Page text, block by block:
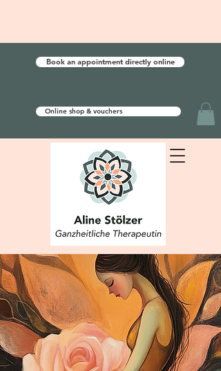
Book an appointment directly online
Online shop & vouchers